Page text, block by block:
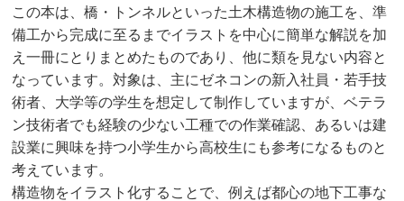
この本は、橋・トンネルといった土木構造物の施工を、準
備工から完成に至るまでイラストを中心に簡単な解説を加
え一冊にとりまとめたものであり、他に類を見ない内容と
なっています。対象は、主にゼネコンの新入社員・若手技
術者、大学等の学生を想定して制作していますが、ベテラ
ン技術者でも経験の少ない工種での作業確認、あるいは建
設業に興味を持つ小学生から高校生にも参考になるものと
考えています。
構造物をイラスト化することで、例えば都心の地下工事な